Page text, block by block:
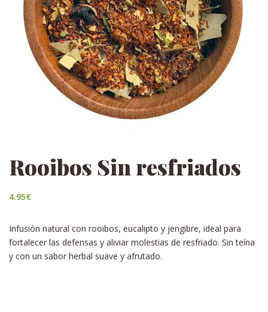
Rooibos Sin resfriados
4.95€
Infusión natural con rooibos, eucalipto y jengibre, ideal para
fortalecer las defensas y aliviar molestias de resfriado. Sin teína
y con un sabor herbal suave y afrutado.